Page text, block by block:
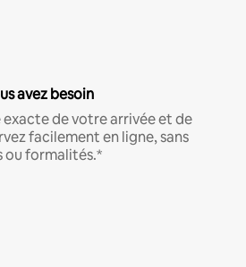
avez besoin
de votre arrivée et de
facilement en ligne, sans
ou formalités.*